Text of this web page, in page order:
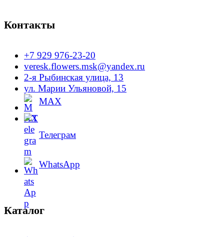
Контакты
+7 929 976-23-20
veresk.flowers.msk@yandex.ru
2-я Рыбинская улица, 13
ул. Марии Ульяновой, 15
MAX
Телеграм
WhatsApp
Каталог